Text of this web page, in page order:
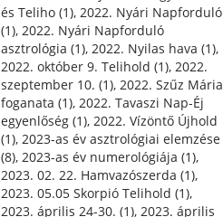
és Teliho (1), 2022. Nyári Napforduló
(1), 2022. Nyári Napforduló
asztrológia (1), 2022. Nyilas hava (1),
2022. október 9. Telihold (1), 2022.
szeptember 10. (1), 2022. Szűz Mária
foganata (1), 2022. Tavaszi Nap-Éj
egyenlőség (1), 2022. Vízöntő Újhold
(1), 2023-as év asztrológiai elemzése
(8), 2023-as év numerológiája (1),
2023. 02. 22. Hamvazószerda (1),
2023. 05.05 Skorpió Telihold (1),
2023. április 24-30. (1), 2023. április